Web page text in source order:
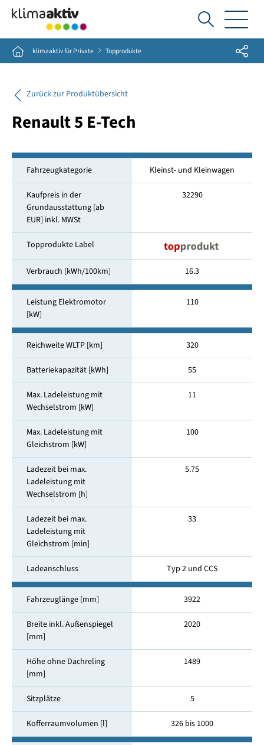
Ich
suche...
Home klimaaktiv für Private Topprodukte Share
Zurück zur Produktübersicht
Renault 5 E-Tech
Fahrzeugkategorie Kleinst- und Kleinwagen
Kaufpreis in der
Grundausstattung [ab
EUR] inkl. MWSt
32290
Topprodukte Label
Verbrauch [kWh/100km] 16.3
Leistung Elektromotor
[kW]
110
Reichweite WLTP [km] 320
Batteriekapazität [kWh] 55
Max. Ladeleistung mit
Wechselstrom [kW]
11
Max. Ladeleistung mit
Gleichstrom [kW]
100
Ladezeit bei max.
Ladeleistung mit
Wechselstrom [h]
5.75
Ladezeit bei max.
Ladeleistung mit
Gleichstrom [min]
33
Ladeanschluss Typ 2 und CCS
Fahrzeuglänge [mm] 3922
Breite inkl. Außenspiegel
[mm]
2020
Höhe ohne Dachreling
[mm]
1489
Sitzplätze 5
Kofferraumvolumen [l] 326 bis 1000